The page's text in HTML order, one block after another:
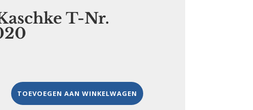
T-Nr.
TOEVOEGEN AAN WINKELWAGEN